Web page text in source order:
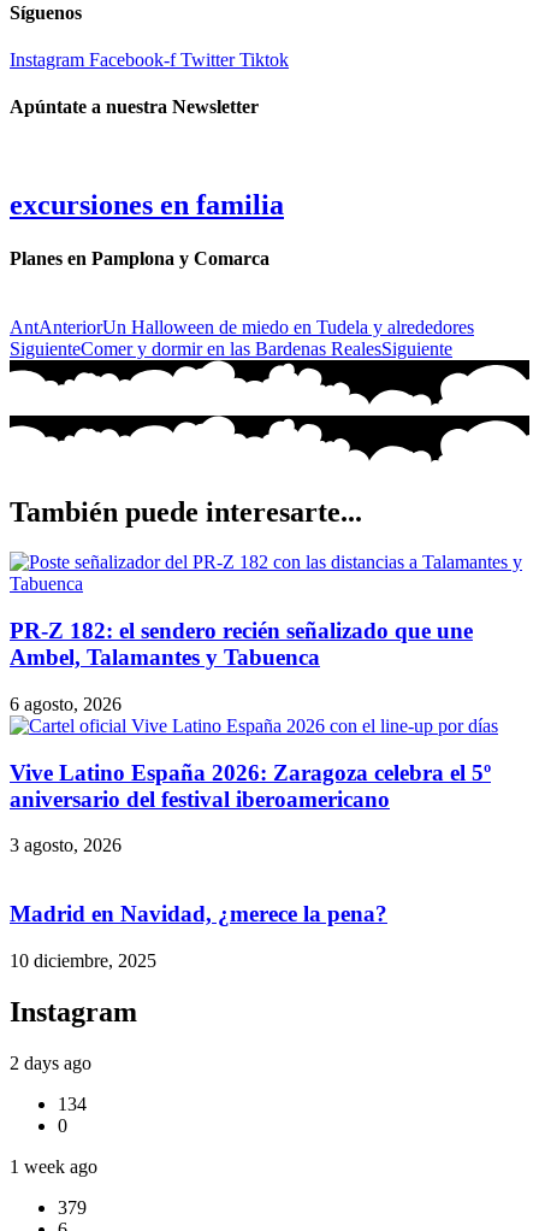
Síguenos
Instagram Facebook-f Twitter Tiktok
Apúntate a nuestra Newsletter
excursiones en familia
Planes en Pamplona y Comarca
AntAnteriorUn Halloween de miedo en Tudela y alrededores
SiguienteComer y dormir en las Bardenas RealesSiguiente
También puede interesarte...
PR-Z 182: el sendero recién señalizado que une
Ambel, Talamantes y Tabuenca
6 agosto, 2026
Vive Latino España 2026: Zaragoza celebra el 5º
aniversario del festival iberoamericano
3 agosto, 2026
Madrid en Navidad, ¿merece la pena?
10 diciembre, 2025
Instagram
2 days ago
134
0
1 week ago
379